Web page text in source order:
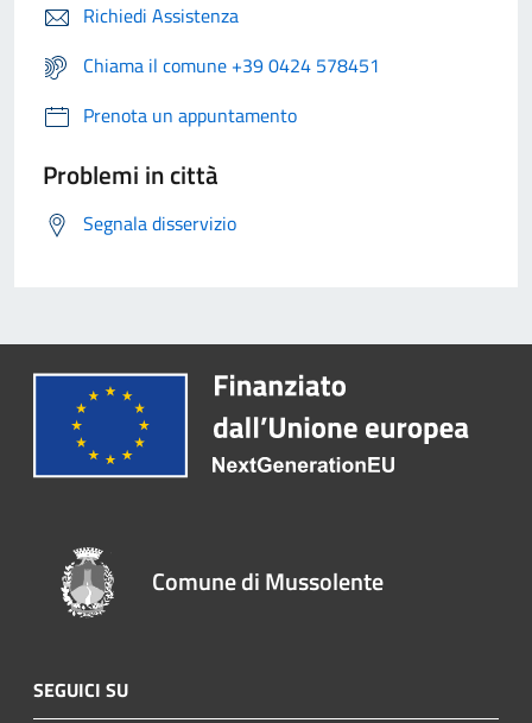
Richiedi Assistenza
Chiama il comune +39 0424 578451
Prenota un appuntamento
Problemi in città
Segnala disservizio
Comune di Mussolente
SEGUICI SU